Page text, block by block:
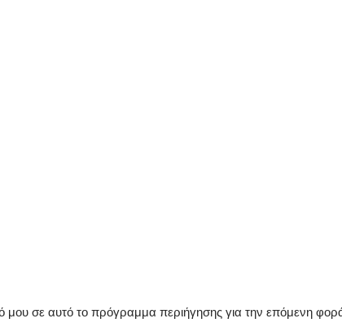
μου σε αυτό το πρόγραμμα περιήγησης για την επόμενη